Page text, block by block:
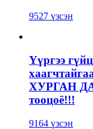
9527 үзсэн
Үүргээ
ХУРГАН
тооцоё!!!
9164 үзсэн